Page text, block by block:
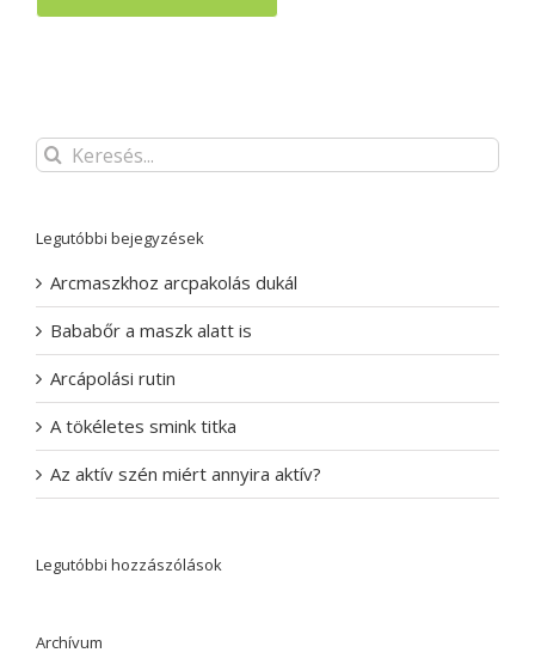
Keresés...
Legutóbbi bejegyzések
Arcmaszkhoz arcpakolás dukál
Bababőr a maszk alatt is
Arcápolási rutin
A tökéletes smink titka
Az aktív szén miért annyira aktív?
Legutóbbi hozzászólások
Archívum